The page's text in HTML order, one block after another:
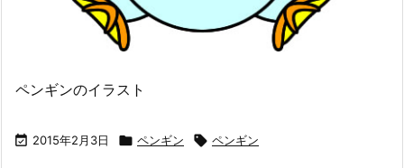
ペンギンのイラスト
 2015年2月3日  ペンギン  ペンギン